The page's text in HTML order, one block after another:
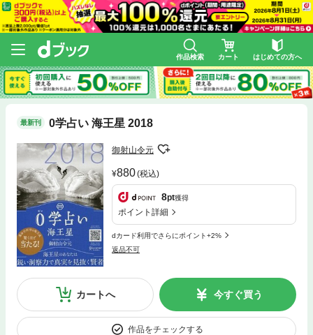
作品検索 カート はじめての方へ
最新刊 0学占い 海王星 2018
御射山令元
880(税込)
8pt獲得
ポイント詳細
dカード利用でさらにポイント+2%
返品不可
カートへ 今すぐ買う
作品をチェックする